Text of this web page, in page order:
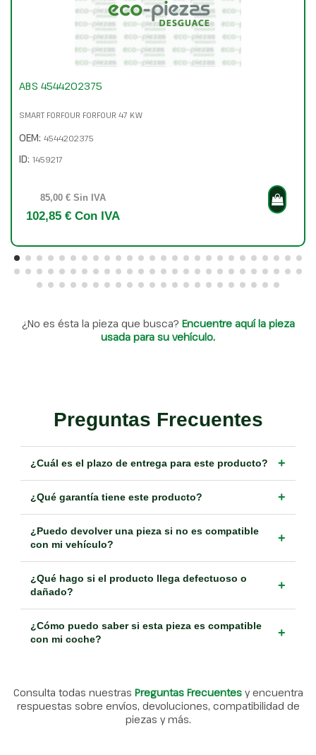
ABS 4544202375
SMART FORFOUR FORFOUR 47 KW
OEM: 4544202375
ID: 1459217
85,00 € Sin IVA
102,85 € Con IVA
¿No es ésta la pieza que busca? Encuentre aquí la pieza
usada para su vehículo.
Preguntas Frecuentes
¿Cuál es el plazo de entrega para este producto? +
¿Qué garantía tiene este producto? +
¿Puedo devolver una pieza si no es compatible
con mi vehículo?
+
¿Qué hago si el producto llega defectuoso o
dañado?
+
¿Cómo puedo saber si esta pieza es compatible
con mi coche?
+
Consulta todas nuestras Preguntas Frecuentes y encuentra
respuestas sobre envíos, devoluciones, compatibilidad de
piezas y más.